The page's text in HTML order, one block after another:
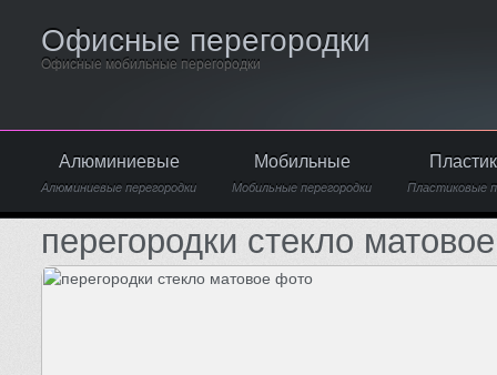
Офисные перегородки
Офисные мобильные перегородки
Алюминиевые
Алюминиевые перегородки
Мобильные
Мобильные перегородки Пластиковые
перегородки стекло